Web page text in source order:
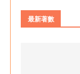
最新著數